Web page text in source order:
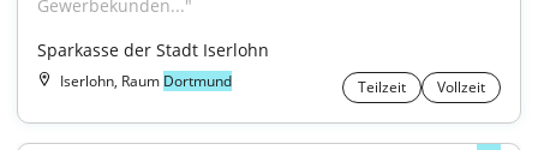
Gewerbekunden..."
Sparkasse der Stadt Iserlohn
Iserlohn, Raum Dortmund Teilzeit Vollzeit